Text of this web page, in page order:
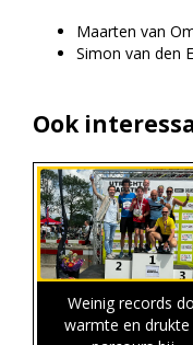
Maarten van
Simon van den
Ook
Weinig records
warmte en drukte